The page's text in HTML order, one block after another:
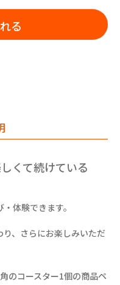
る
くて続けている
体験できます。
、さらにお楽しみいただ
のコースター1個の商品ペ